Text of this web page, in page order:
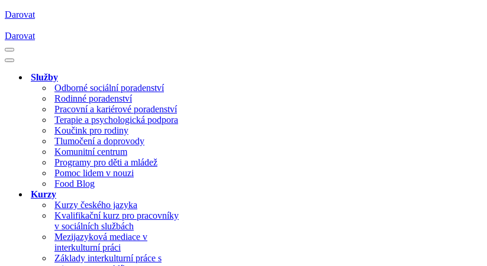
Darovat
Darovat
Navigační
menu
Navigační
Služby
Odborné sociální poradenství
Rodinné poradenství
Pracovní a kariérové poradenství
Terapie a psychologická podpora
Koučink pro rodiny
Tlumočení a doprovody
Komunitní centrum
Programy pro děti a mládež
Pomoc lidem v nouzi
Food Blog
Kurzy
Kurzy českého jazyka
Kvalifikační kurz pro pracovníky
v sociálních službách
Mezijazyková mediace v
interkulturní práci
Základy interkulturní práce s